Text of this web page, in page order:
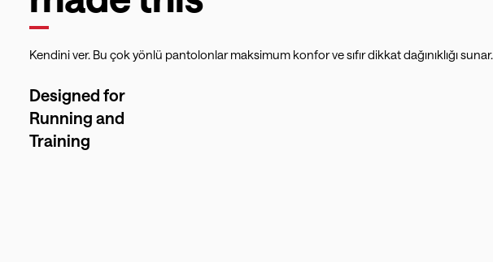
Kendini ver. Bu çok yönlü pantolonlar maksimum konfor ve sıfır dikkat dağınıklığı sunar.
Designed for
Running and
Training